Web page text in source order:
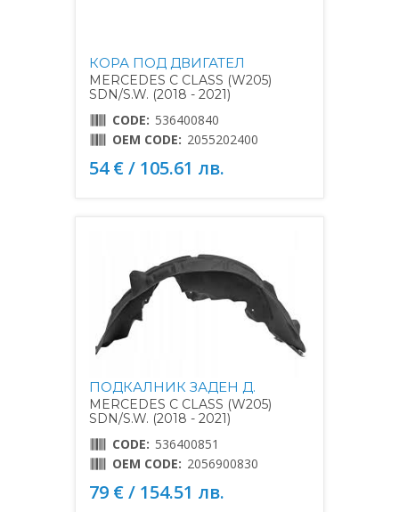
КОРА ПОД ДВИГАТЕЛ
MERCEDES C CLASS (W205)
SDN/S.W. (2018 - 2021)
CODE: 536400840
OEM CODE: 2055202400
54 € / 105.61 лв.
ПОДКАЛНИК ЗАДЕН Д.
MERCEDES C CLASS (W205)
SDN/S.W. (2018 - 2021)
CODE: 536400851
OEM CODE: 2056900830
79 € / 154.51 лв.